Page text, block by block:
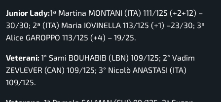
Junior Lady:1ª Martina MONTANI (ITA) 111/125 (+2+12) –
30/30; 2ª (ITA) Maria IOVINELLA 113/125 (+1) –23/30; 3ª
Alice GAROPPO 113/125 (+4) – 19/25.
Veterani: 1° Sami BOUHABIB (LBN) 109/125; 2° Vadim
ZEVLEVER (CAN) 109/125; 3° Nicolò ANASTASI (ITA)
109/125.